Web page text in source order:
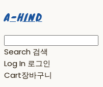
A-HIND
Search 검색
Log In 로그인
Cart장바구니